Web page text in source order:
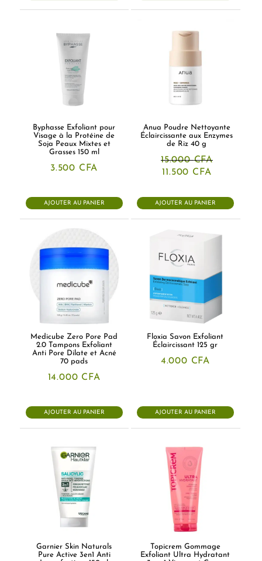
Byphasse Exfoliant pour
Visage à la Protéine de
Soja Peaux Mixtes et
Grasses 150 ml
3.500 CFA
AJOUTER AU PANIER
Anua Poudre Nettoyante
Éclaircissante aux Enzymes
de Riz 40 g
15.000CFA
Le
était :
15.000 CFA.
11.500 CFA
est :
11.500 CFA.
AJOUTER AU PANIER
Medicube Zero Pore Pad
2.0 Tampons Exfoliant
Anti Pore Dilate et Acné
70 pads
14.000 CFA
AJOUTER AU PANIER
Floxia Savon Exfoliant
Éclaircissant 125 gr
4.000 CFA
AJOUTER AU PANIER
Garnier Skin Naturals
Pure Active 3en1 Anti
Topicrem Gommage
Exfoliant Ultra Hydratant